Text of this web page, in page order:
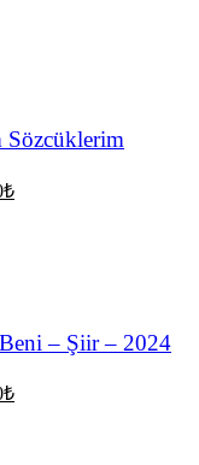
₺Şu
– Şiir – 2024
₺Şu